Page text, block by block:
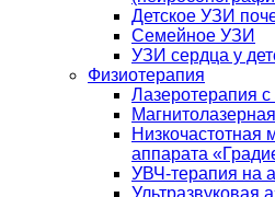
Детское УЗИ
Семейное УЗИ
УЗИ сердца у
Физиотерапия
Лазеротерапия
Низкочастотная
аппарата
УВЧ-терапия на